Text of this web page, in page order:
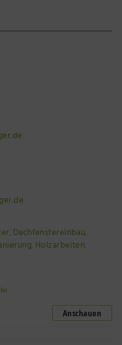
Neuruppin
Wustrau
Dosse
, Dachfenstereinbau,
, Holzarbeiten,
Anschauen